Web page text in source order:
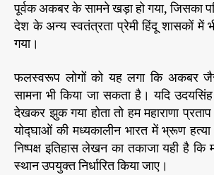
पूर्वक अकबर के सामने खड़ा हो गया, जिसका
देश के अन्य स्वतंत्रता प्रेमी हिंदू शासकों में
गया।
फलस्वरूप लोगों को यह लगा कि अकबर
सामना भी किया जा सकता है। यदि
देखकर झुक गया होता तो हम महाराणा
योद्घाओं की मध्यकालीन भारत में भ्रूण
निष्पक्ष इतिहास लेखन का तकाजा यही है कि
स्थान उपयुक्त निर्धारित किया जाए।